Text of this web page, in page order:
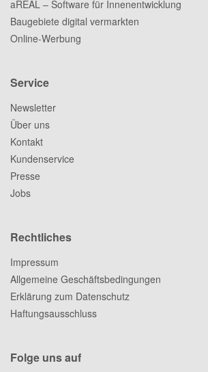
aREAL – Software für Innenentwicklung
Baugebiete digital vermarkten
Online-Werbung
Service
Newsletter
Über uns
Kontakt
Kundenservice
Presse
Jobs
Rechtliches
Impressum
Allgemeine Geschäftsbedingungen
Erklärung zum Datenschutz
Haftungsausschluss
Folge uns auf